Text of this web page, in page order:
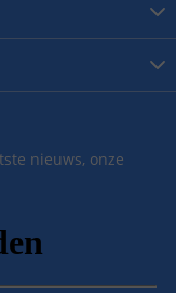
nieuws, onze